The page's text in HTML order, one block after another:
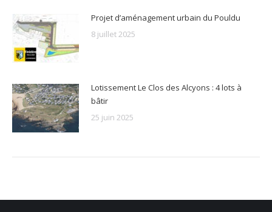
Projet d’aménagement urbain du Pouldu
8 juillet 2025
Lotissement Le Clos des Alcyons : 4 lots à
bâtir
25 juin 2025